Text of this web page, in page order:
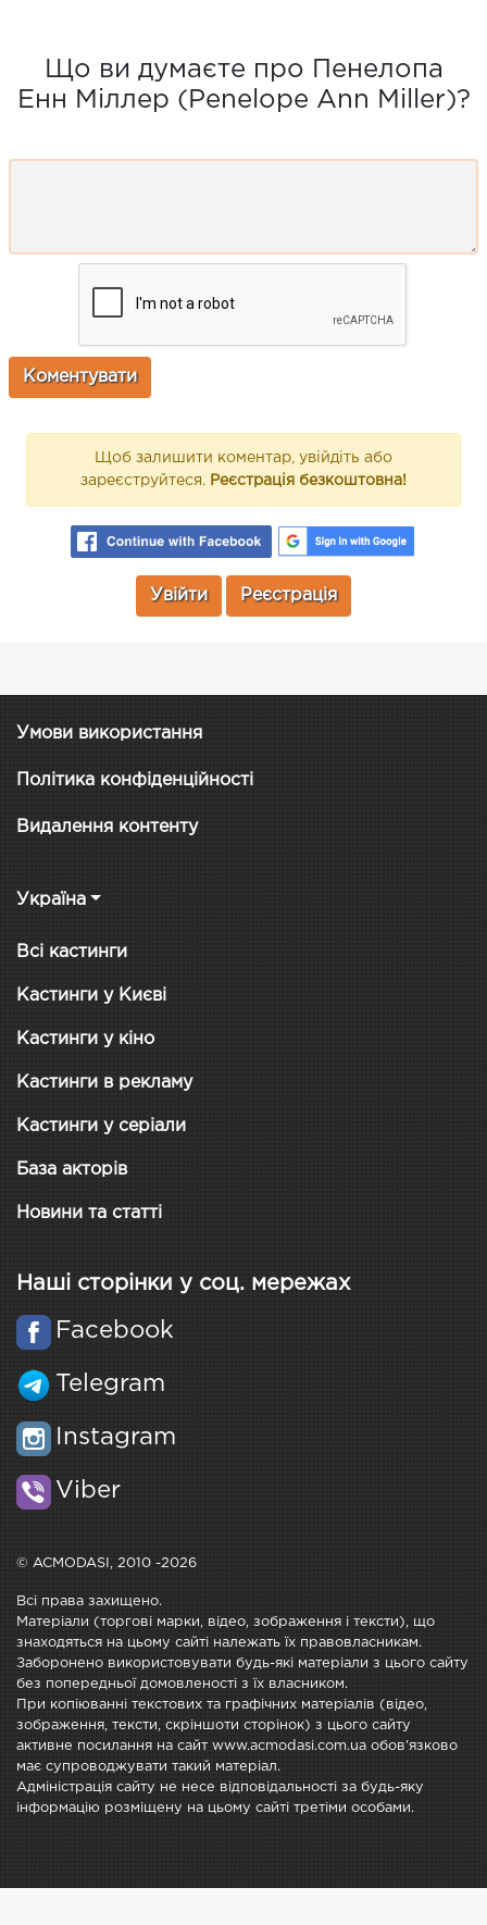
Що ви думаєте про Пенелопа
Енн Міллер (Penelope Ann Miller)?
Щоб залишити коментар, увійдіть або
зареєструйтеся. Реєстрація безкоштовна!
Увійти Реєстрація
Умови використання
Політика конфіденційності
Видалення контенту
Україна
Всі кастинги
Кастинги у Києві
Кастинги у кіно
Кастинги в рекламу
Кастинги у серіали
База акторів
Новини та статті
Наші сторінки у соц. мережах
Facebook
Telegram
Instagram
Viber
© ACMODASI, 2010 -2026
Всі права захищено.
Матеріали (торгові марки, відео, зображення і тексти), що
знаходяться на цьому сайті належать їх правовласникам.
Заборонено використовувати будь-які матеріали з цього сайту
без попередньої домовленості з їх власником.
При копіюванні текстових та графічних матеріалів (відео,
зображення, тексти, скріншоти сторінок) з цього сайту
активне посилання на сайт www.acmodasi.com.ua обов'язково
має супроводжувати такий матеріал.
Адміністрація сайту не несе відповідальності за будь-яку
інформацію розміщену на цьому сайті третіми особами.